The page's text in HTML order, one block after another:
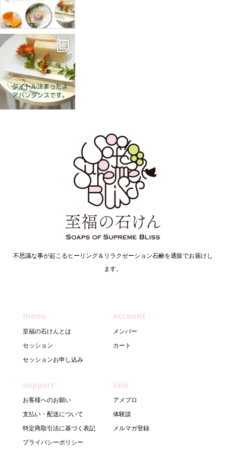
不思議な事が起こるヒーリング＆リラクゼーション石鹸を通販でお届けし
ます。
menu
至福の石けんとは
セッション
セッションお申し込み
account
メンバー
カート
support
お客様へのお願い
支払い・配送について
特定商取引法に基づく表記
プライバシーポリシー
link
アメブロ
体験談
メルマガ登録